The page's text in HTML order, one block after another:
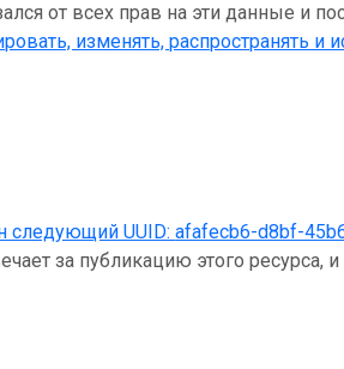
от всех прав на эти данные и
изменять, распространять и
следующий UUID:afafecb6-d8bf-
за публикацию этого ресурса,